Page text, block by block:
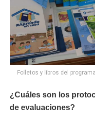
Folletos y libros del
¿Cuáles son los
de evaluaciones?